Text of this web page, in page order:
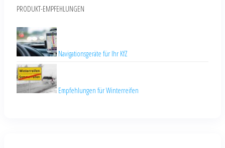
PRODUKT-EMPFEHLUNGEN
Navigationsgeräte für Ihr KfZ
Empfehlungen für Winterreifen